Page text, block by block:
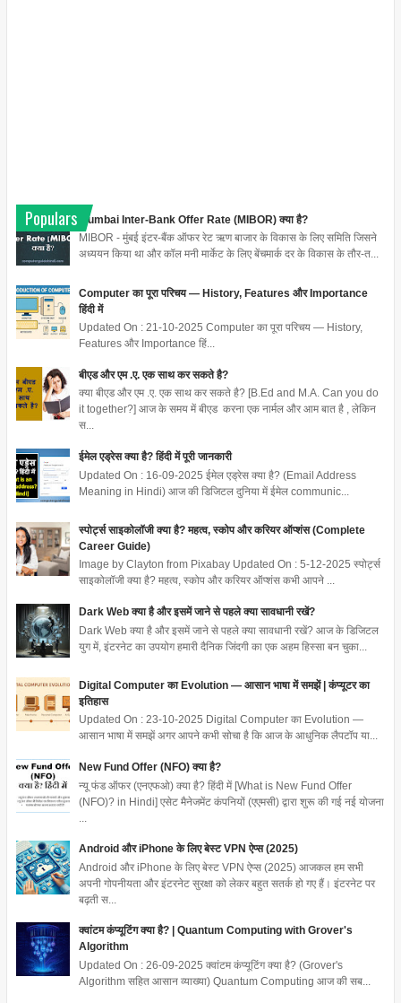
Populars
Mumbai Inter-Bank Offer Rate (MIBOR) क्या है?
MIBOR - मुंबई इंटर-बैंक ऑफर रेट ऋण बाजार के विकास के लिए समिति जिसने
अध्ययन किया था और कॉल मनी मार्केट के लिए बेंचमार्क दर के विकास के तौर-त...
Computer का पूरा परिचय — History, Features और Importance
हिंदी में
Updated On : 21-10-2025 Computer का पूरा परिचय — History,
Features और Importance हिं...
बीएड और एम .ए. एक साथ कर सकते है?
क्या बीएड और एम .ए. एक साथ कर सकते है? [B.Ed and M.A. Can you do
it together?] आज के समय में बीएड करना एक नार्मल और आम बात है , लेकिन
स...
ईमेल एड्रेस क्या है? हिंदी में पूरी जानकारी
Updated On : 16-09-2025 ईमेल एड्रेस क्या है? (Email Address
Meaning in Hindi) आज की डिजिटल दुनिया में ईमेल communic...
स्पोर्ट्स साइकोलॉजी क्या है? महत्व, स्कोप और करियर ऑप्शंस (Complete
Career Guide)
Image by Clayton from Pixabay Updated On : 5-12-2025 स्पोर्ट्स
साइकोलॉजी क्या है? महत्व, स्कोप और करियर ऑप्शंस कभी आपने ...
Dark Web क्या है और इसमें जाने से पहले क्या सावधानी रखें?
Dark Web क्या है और इसमें जाने से पहले क्या सावधानी रखें? आज के डिजिटल
युग में, इंटरनेट का उपयोग हमारी दैनिक जिंदगी का एक अहम हिस्सा बन चुका...
Digital Computer का Evolution — आसान भाषा में समझें | कंप्यूटर का
इतिहास
Updated On : 23-10-2025 Digital Computer का Evolution —
आसान भाषा में समझें अगर आपने कभी सोचा है कि आज के आधुनिक लैपटॉप या...
New Fund Offer (NFO) क्या है?
न्यू फंड ऑफर (एनएफओ) क्या है? हिंदी में [What is New Fund Offer
(NFO)? in Hindi] एसेट मैनेजमेंट कंपनियों (एएमसी) द्वारा शुरू की गई नई योजना
Android और iPhone के लिए बेस्ट VPN ऐप्स (2025)
Android और iPhone के लिए बेस्ट VPN ऐप्स (2025) आजकल हम सभी
अपनी गोपनीयता और इंटरनेट सुरक्षा को लेकर बहुत सतर्क हो गए हैं। इंटरनेट पर
बढ़ती स...
क्वांटम कंप्यूटिंग क्या है? | Quantum Computing with Grover's
Algorithm
Updated On : 26-09-2025 क्वांटम कंप्यूटिंग क्या है? (Grover's
Algorithm सहित आसान व्याख्या) Quantum Computing आज की सब...